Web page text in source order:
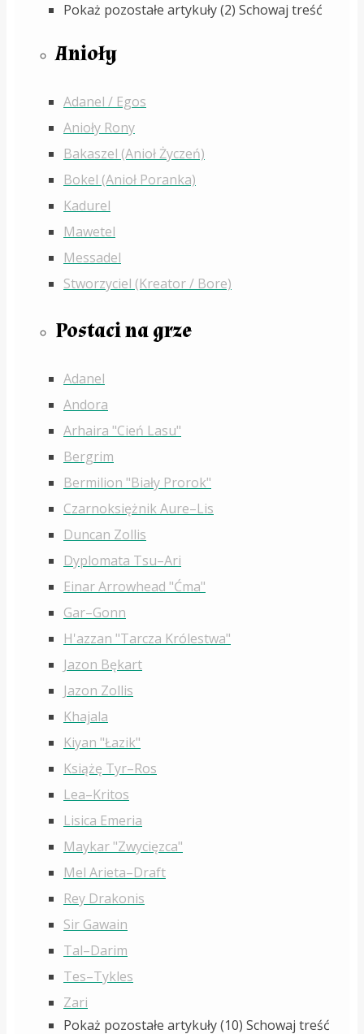
Pokaż pozostałe artykuły (2) Schowaj treść
Anioły
Adanel / Egos
Anioły Rony
Bakaszel (Anioł Życzeń)
Bokel (Anioł Poranka)
Kadurel
Mawetel
Messadel
Stworzyciel (Kreator / Bore)
Postaci na grze
Adanel
Andora
Arhaira "Cień Lasu"
Bergrim
Bermilion "Biały Prorok"
Czarnoksiężnik Aure–Lis
Duncan Zollis
Dyplomata Tsu–Ari
Einar Arrowhead "Ćma"
Gar–Gonn
H'azzan "Tarcza Królestwa"
Jazon Bękart
Jazon Zollis
Khajala
Kiyan "Łazik"
Książę Tyr–Ros
Lea–Kritos
Lisica Emeria
Maykar "Zwycięzca"
Mel Arieta–Draft
Rey Drakonis
Sir Gawain
Tal–Darim
Tes–Tykles
Zari
Pokaż pozostałe artykuły (10) Schowaj treść